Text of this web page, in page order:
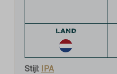
LAND
Stijl: IPA